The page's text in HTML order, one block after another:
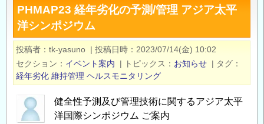
く
ず
PHMAP23 経年劣化の予測/管理 アジア太平
洋シンポジウム
投稿者 tk-yasuno | 投稿日時
2023/07/14(金) 10:02
セクション
イベント案内 | トピックス お知らせ | タグ
経年劣化 維持管理 ヘルスモニタリング
健全性予測及び管理技術に関するアジア太平
洋国際シンポジウム ご案内